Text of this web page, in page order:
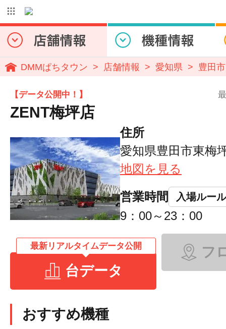
DMMぱちタウン 店舗情報 愛知県 豊田市
【データ公開中！】
ZENT梅坪店
住所
愛知県豊田市東梅
地図を見る
営業時間 入場ルール
9：00～23：00
最新リアルタイムデータ公開
台データ
フ
おすすめ機種